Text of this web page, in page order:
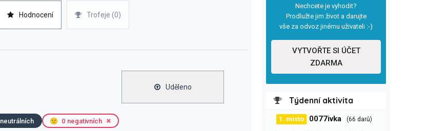
Nechcete je vyhodit?
Prodlužte jim život a darujte
vše za odvoz jinému uživateli :-)
VYTVOŘTE SI ÚČET
ZDARMA
Týdenní aktivita
1. místo 0077ivka (66 darů)
Hodnocení Trofeje (0)
Uděleno
neutrálních 🙁 0 negativních